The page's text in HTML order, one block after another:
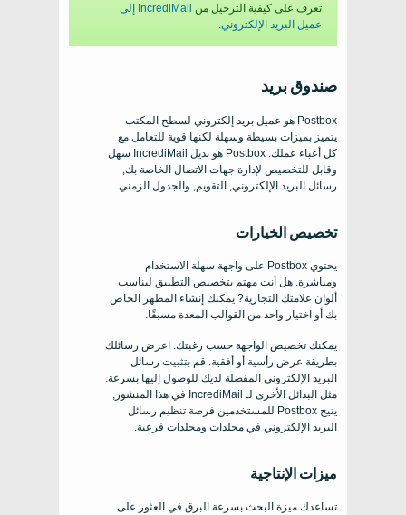
تعرف على كيفية الترحيل من
IncrediMail إلى
عميل البريد الإلكتروني
صندوق بريد
Postbox هو عميل بريد إلكتروني لسطح المكتب
يتميز بميزات بسيطة وسهلة لكنها قوية للتعامل مع
كل أعباء عملك. Postbox هو بديل IncrediMail سهل
وقابل للتخصيص لإدارة جهات الاتصال الخاصة بك,
رسائل البريد الإلكتروني, التقويم, والجدول الزمني.
تخصيص الخيارات
يحتوي Postbox على واجهة سهلة الاستخدام
ومباشرة. هل أنت مهتم بتخصيص التطبيق ليناسب
ألوان علامتك التجارية? يمكنك إنشاء المظهر الخاص
بك أو اختيار واحد من القوالب المعدة مسبقًا.
يمكنك تخصيص الواجهة حسب رغبتك. اعرض رسائلك
بطريقة عرض رأسية أو أفقية. قم بتثبيت رسائل
البريد الإلكتروني المفضلة لديك للوصول إليها بسرعة.
مثل البدائل الأخرى لـ IncrediMail في هذا المنشور,
يتيح Postbox للمستخدمين فرصة تنظيم رسائل
البريد الإلكتروني في مجلدات ومجلدات فرعية.
ميزات الإنتاجية
تساعدك ميزة البحث بسرعة البرق في العثور على